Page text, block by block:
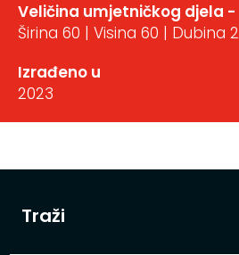
Traži
Veličina umjetničkog djela -
Širina 60 | Visina 60 | Dubina 2
Izrađeno u
2023